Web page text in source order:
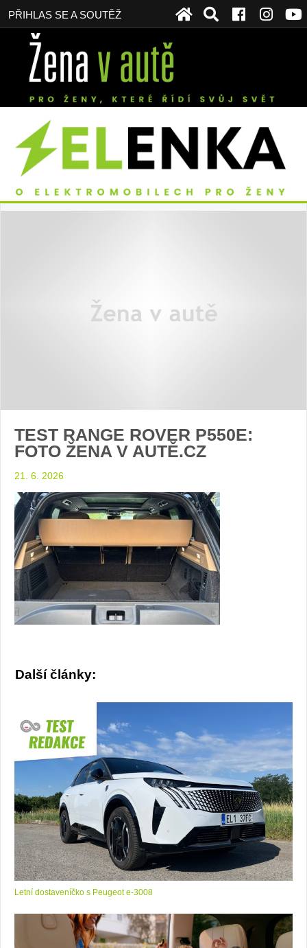
PŘIHLAS SE A SOUTĚŽ
TEST RANGE ROVER P550E:
FOTO ŽENA V AUTĚ.CZ
21. 6. 2026
Další články:
Letní dostaveníčko s Peugeot e-3008